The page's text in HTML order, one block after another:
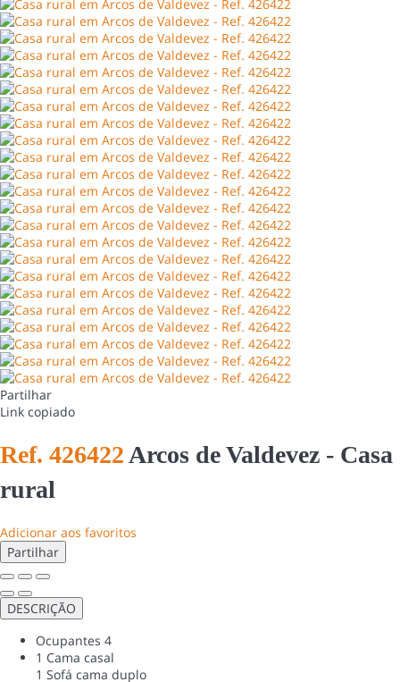
Partilhar
Link copiado
Ref. 426422 Arcos de Valdevez - Casa
rural
Adicionar aos favoritos
Partilhar
DESCRIÇÃO
Ocupantes 4
1 Cama casal
1 Sofá cama duplo